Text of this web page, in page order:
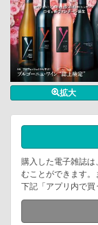
拡大
購入した電子雑誌
むことができます。
下記「アプリ内で買